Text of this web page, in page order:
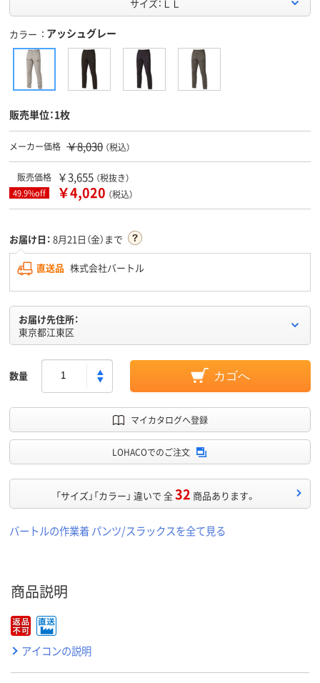
サイズ：ＬＬ
カラー アッシュグレー
販売単位：1枚
メーカー価格 ￥8,030 （税込）
販売価格 ￥3,655 （税抜き）
49.9%off ￥4,020 （税込）
お届け日： 8月21日（金）まで
直送品 株式会社バートル
お届け先住所：
東京都江東区
数量 カゴへ
マイカタログへ登録
LOHACOでのご注文
「サイズ」「カラー」 違いで 全32 商品あります。
バートルの作業着 パンツ/スラックスを全て見る
商品説明
アイコンの説明